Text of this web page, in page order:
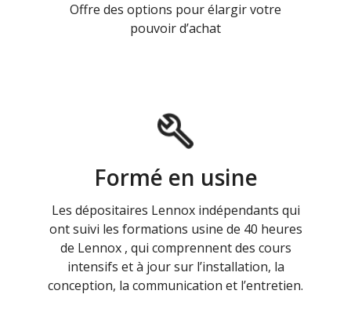
Offre des options pour élargir votre
pouvoir d’achat
Formé en usine
Les dépositaires Lennox indépendants qui
ont suivi les formations usine de 40 heures
de Lennox , qui comprennent des cours
intensifs et à jour sur l’installation, la
conception, la communication et l’entretien.